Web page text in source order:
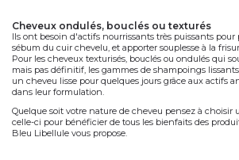
cheveux ondulés, bouclés ou texturés
Ils ont besoin d'actifs nourrissants très puissants
sébum du cuir chevelu, et apporter souplesse à la
Pour les cheveux texturisés, bouclés ou ondulés qui
mais pas définitif, les gammes de shampoings
un cheveu lisse pour quelques jours grâce aux actifs
dans leur formulation.
Quelque soit votre nature de cheveu pensez à choisir
celle-ci pour bénéficier de tous les bienfaits des
Bleu Libellule vous propose.